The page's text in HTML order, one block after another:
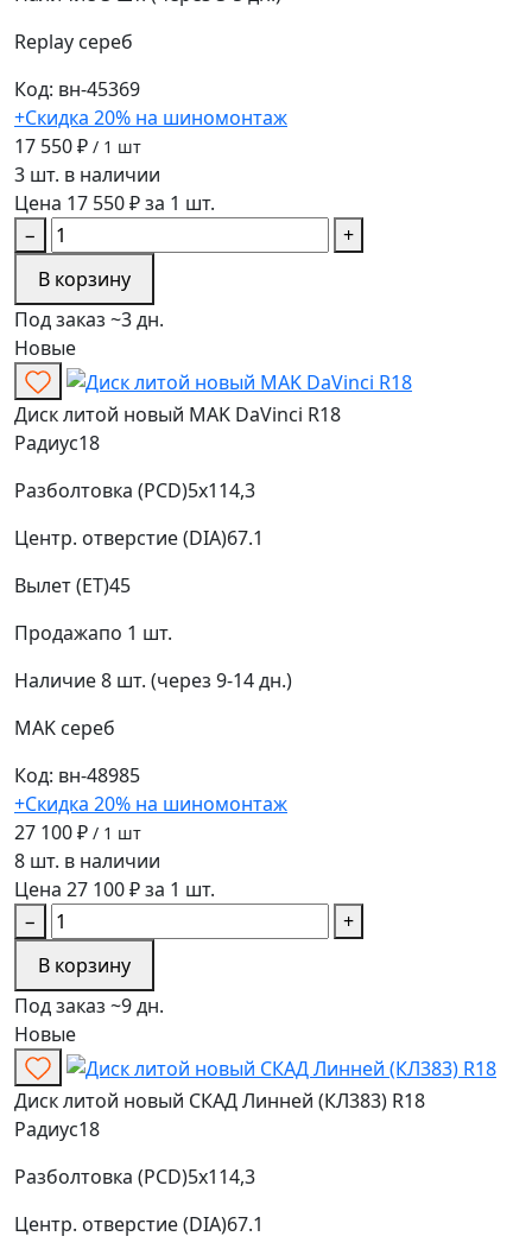
Replay сереб
Код: вн-45369
+Скидка 20% на шиномонтаж
17 550 ₽ / 1 шт
3 шт. в наличии
Цена 17 550 ₽ за 1 шт.
−
+
В корзину
Под заказ ~3 дн.
Новые
Диск литой новый MAK DaVinci R18
Радиус18
Разболтовка (PCD)5x114,3
Центр. отверстие (DIA)67.1
Вылет (ET)45
Продажапо 1 шт.
Наличие8 шт. (через 9-14 дн.)
MAK сереб
Код: вн-48985
+Скидка 20% на шиномонтаж
27 100 ₽ / 1 шт
8 шт. в наличии
Цена 27 100 ₽ за 1 шт.
−
+
В корзину
Под заказ ~9 дн.
Новые
Диск литой новый СКАД Линней (КЛ383) R18
Радиус18
Разболтовка (PCD)5x114,3
Центр. отверстие (DIA)67.1